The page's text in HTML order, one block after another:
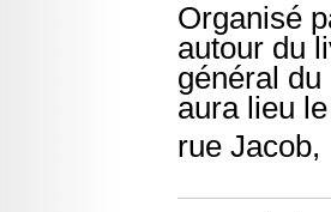
Organisé
autour du
général
aura lieu
rue Jacob,